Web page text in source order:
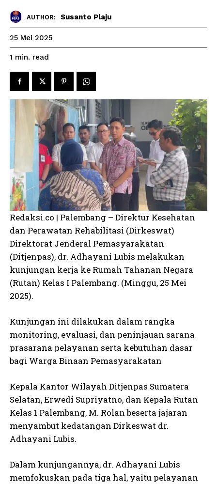
AUTHOR: Susanto Plaju
25 Mei 2025
1 min. read
Redaksi.co | Palembang – Direktur Kesehatan
dan Perawatan Rehabilitasi (Dirkeswat)
Direktorat Jenderal Pemasyarakatan
(Ditjenpas), dr. Adhayani Lubis melakukan
kunjungan kerja ke Rumah Tahanan Negara
(Rutan) Kelas I Palembang. (Minggu, 25 Mei
2025).
Kunjungan ini dilakukan dalam rangka
monitoring, evaluasi, dan peninjauan sarana
prasarana pelayanan serta kebutuhan dasar
bagi Warga Binaan Pemasyarakatan
Kepala Kantor Wilayah Ditjenpas Sumatera
Selatan, Erwedi Supriyatno, dan Kepala Rutan
Kelas 1 Palembang, M. Rolan beserta jajaran
menyambut kedatangan Dirkeswat dr.
Adhayani Lubis.
Dalam kunjungannya, dr. Adhayani Lubis
memfokuskan pada tiga hal, yaitu pelayanan